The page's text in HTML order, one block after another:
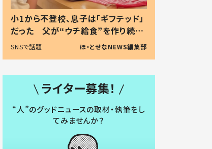
小1から不登校、息子は「ギフテッド」
だった 父が“ウチ給食”を作り続け
る理由とは #令和の親 #令和の子
SNSで話題 ほ・とせなNEWS編集部
ライター募集！
“人”のグッドニュースの取材・執筆をし
てみませんか？